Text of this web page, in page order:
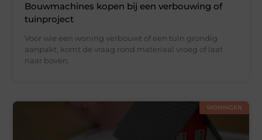
Bouwmachines kopen bij een verbouwing of
tuinproject
Voor wie een woning verbouwt of een tuin grondig
aanpakt, komt de vraag rond materiaal vroeg of laat
naar boven.
WONINGEN